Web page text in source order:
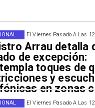
El Viernes Pasado A Las
Arrau detalla
de excepción:
toques de
y
en zonas
El Viernes Pasado A Las